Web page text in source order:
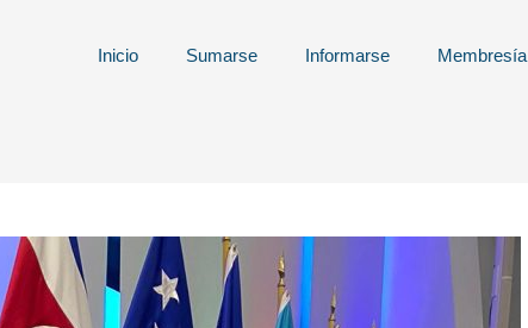
Inicio Sumarse Informarse Membresía